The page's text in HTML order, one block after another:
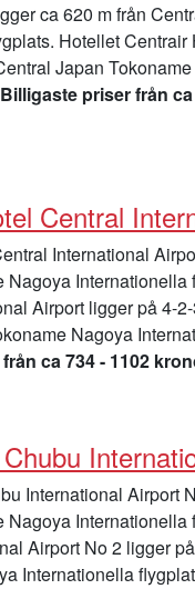
ca 620 m från
Hotellet
Japan
Billigaste priser från
Central
International
Nagoya
Airport ligger på 4-
Nagoya
ca 734 - 1102
International Airport
Nagoya
Airport No 2 ligger
Internationella